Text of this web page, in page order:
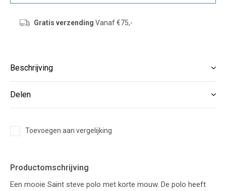
Gratis verzending Vanaf €75,-
Beschrijving
Delen
Toevoegen aan vergelijking
Productomschrijving
Een mooie Saint steve polo met korte mouw. De polo heeft